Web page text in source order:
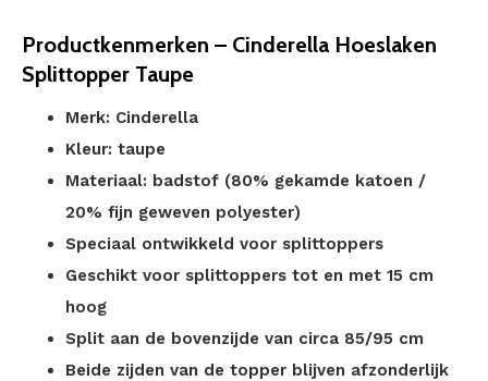
Productkenmerken – Cinderella Hoeslaken
Splittopper Taupe
Merk: Cinderella
Kleur: taupe
Materiaal: badstof (80% gekamde katoen /
20% fijn geweven polyester)
Speciaal ontwikkeld voor splittoppers
Geschikt voor splittoppers tot en met 15 cm
hoog
Split aan de bovenzijde van circa 85/95 cm
Beide zijden van de topper blijven afzonderlijk